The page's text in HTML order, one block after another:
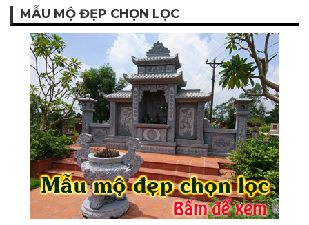
MẪU MỘ ĐẸP CHỌN LỌC